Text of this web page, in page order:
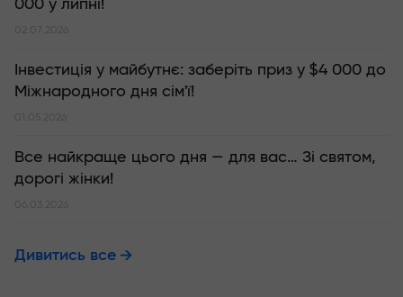
000 у липні!
02.07.2026
Інвестиція у майбутнє: заберіть приз у $4 000 до
Міжнародного дня сім'ї!
01.05.2026
Все найкраще цього дня — для вас… Зі святом,
дорогі жінки!
06.03.2026
Дивитись все